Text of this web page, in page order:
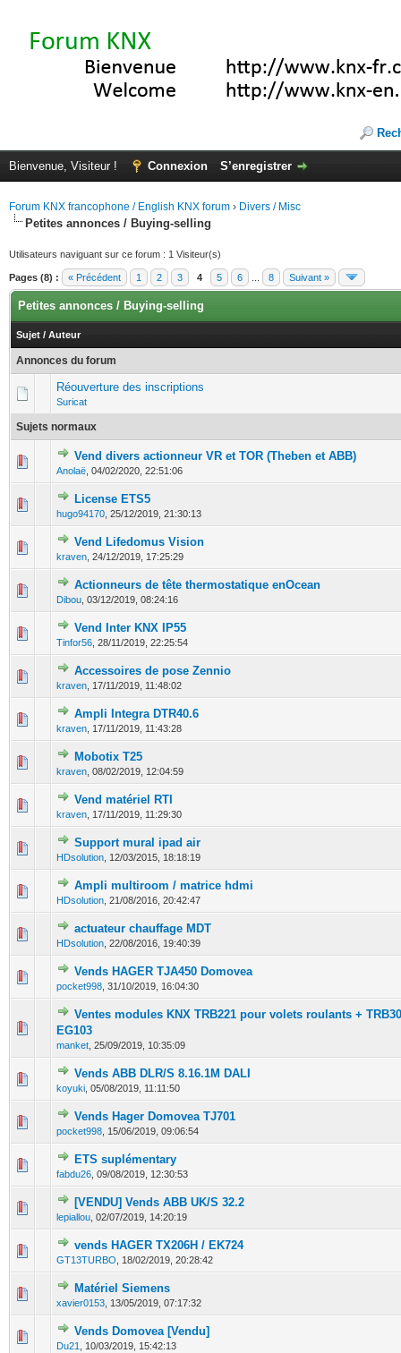
Bienvenue, Visiteur ! Connexion S’enregistrer
Forum KNX francophone / English KNX forum › Divers / Misc
Petites annonces / Buying-selling
Utilisateurs naviguant sur ce forum : 1 Visiteur(s)
Pages (8) : « Précédent 1 2 3 4 5 6 8 Suivant »
Petites annonces / Buying-selling
Sujet / Auteur
Annonces du forum
Réouverture des inscriptions
Suricat
Sujets normaux
Vend divers actionneur VR et TOR (Theben et ABB)
Anolaë 04/02/2020, 22:51:06
0 Votes - 0 sur 5 en moyenne
123 45
License ETS5
hugo94170 25/12/2019, 21:30:13
0 Votes - 0 sur 5 en moyenne
Vend Lifedomus Vision
kraven 24/12/2019, 17:25:29
0 Votes - 0 sur 5 en moyenne
123
Actionneurs de tête thermostatique enOcean
Dibou 03/12/2019, 08:24:16
0 Votes - 0 sur 5 en moyenne
123 45
Vend Inter KNX IP55
Tinfor56 28/11/2019, 22:25:54
0 Votes - 0 sur 5 en moyenne
1
Accessoires de pose Zennio
kraven 17/11/2019, 11:48:02
0 Votes - 0 sur 5 en moyenne
1 2345
Ampli Integra DTR40.6
kraven 17/11/2019, 11:43:28
0 Votes - 0 sur 5 en moyenne
12
Mobotix T25
kraven 08/02/2019, 12:04:59
0 Votes - 0 sur 5 en moyenne
Vend matériel RTI
kraven 17/11/2019, 11:29:30
0 Votes - 0 sur 5 en moyenne
Support mural ipad air
HDsolution 12/03/2015, 18:18:19
0 Votes - 0 sur 5 en moyenne
12
Ampli multiroom / matrice hdmi
HDsolution 21/08/2016, 20:42:47
0 Votes - 0 sur 5 en moyenne
12345
actuateur chauffage MDT
HDsolution 22/08/2016, 19:40:39
0 Votes - 0 sur 5 en moyenne
123 4
Vends HAGER TJA450 Domovea
pocket998 31/10/2019, 16:04:30
0 Votes - 0 sur 5 en moyenne
12 345
Ventes modules KNX TRB221 pour volets roulants +
EG103
manket 25/09/2019, 10:35:09
Vends ABB DLR/S 8.16.1M DALI
koyuki 05/08/2019, 11:11:50
0 Votes - 0 sur 5 en moyenne
12345
Vends Hager Domovea TJ701
pocket998 15/06/2019, 09:06:54
0 Votes - 0 sur 5 en moyenne
12345
ETS suplémentary
fabdu26 09/08/2019, 12:30:53
0 Votes - 0 sur 5 en moyenne
[VENDU] Vends ABB UK/S 32.2
lepiallou 02/07/2019, 14:20:19
0 Votes - 0 sur 5 en moyenne
12345
vends HAGER TX206H / EK724
GT13TURBO 18/02/2019, 20:28:42
0 Votes - 0 sur 5 en moyenne
1 2 3 45
Matériel Siemens
xavier0153 13/05/2019, 07:17:32
0 Votes - 0 sur 5 en moyenne
Vends Domovea [Vendu]
Du21 10/03/2019, 15:42:13
0 Votes - 0 sur 5 en moyenne
1234